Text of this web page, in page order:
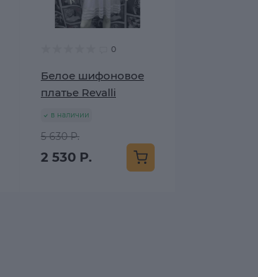
0
Белое шифоновое
платье Revalli
в наличии
5 630 Р.
2 530 Р.